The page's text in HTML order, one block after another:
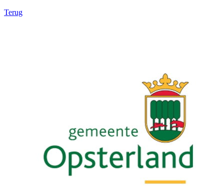
Terug